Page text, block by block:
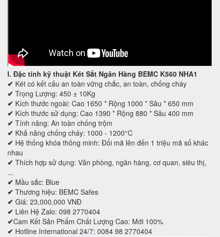
I. Đặc tính kỹ thuật Két Sắt Ngân Hàng BEMC K560 NHA1
✔ Két có kết cấu an toàn vững chắc, an toàn, chống cháy
✔ Trọng Lượng: 450 ± 10Kg
✔ Kích thước ngoài: Cao 1650 * Rộng 1000 * Sâu * 650 mm
✔ Kích thước sử dụng: Cao 1390 * Rộng 880 * Sâu 400 mm
✔ Tính năng: An toàn chống trộm
✔ Khả năng chống cháy: 1000 - 1200°C
✔ Hệ thống khóa thông minh: Đổi mã lên đến 1 triệu mã số khác
nhau
✔ Thích hợp sử dụng: Văn phòng, ngân hàng, cơ quan, siêu thị,
...
✔ Mầu sắc: Blue
✔ Thương hiệu: BEMC Safes
✔ Giá: 23,000,000 VNĐ
✔ Liên Hệ Zalo: 098 2770404
✔Cam Kết Sản Phẩm Chất Lượng Cao: Mới 100%
✔ Hotline International 24/7: 0084 98 2770404